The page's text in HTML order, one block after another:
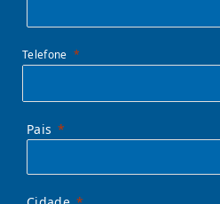
Telefone
Pais